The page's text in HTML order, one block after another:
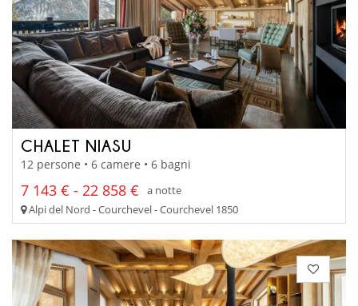
CHALET NIASU
12 persone • 6 camere • 6 bagni
7 143 € - 22 858 €
a notte
Alpi del Nord - Courchevel - Courchevel 1850